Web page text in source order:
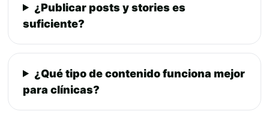
¿Publicar posts y stories es
suficiente?
¿Qué tipo de contenido funciona mejor
para clínicas?